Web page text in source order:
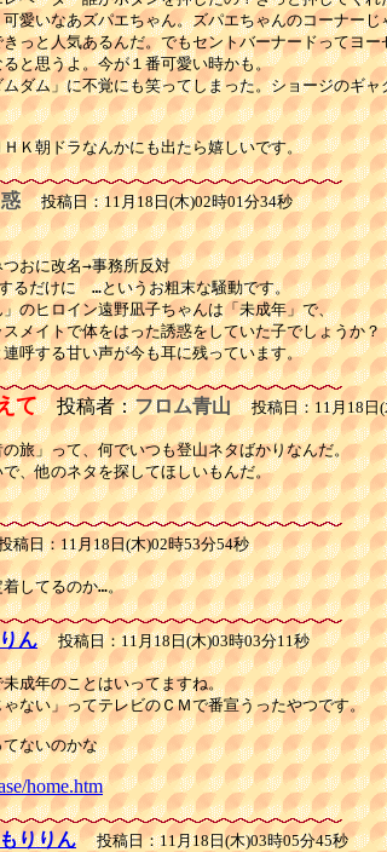
愛いなあズパエちゃん。ズパエちゃんのコーナーじ
っと人気あるんだ。でもセントバーナードってヨー
と思うよ。今が１番可愛い時かも。
ダム」に不覚にも笑ってしまった。ショージのギャ
Ｋ朝ドラなんかにも出たら嬉しいです。
投稿日：11月18日(木)02時01分34秒
おに改名→事務所反対
るだけに　…というお粗末な騒動です。
のヒロイン遠野凪子ちゃんは「未成年」で、
メイトで体をはった誘惑をしていた子でしょうか？
呼する甘い声が今も耳に残っています。
て投稿者：フロム青山 投稿日：11月18日(
旅」って、何でいつも登山ネタばかりなんだ。
、他のネタを探してほしいもんだ。
日：11月18日(木)02時53分54秒
着してるのか…。
ん 投稿日：11月18日(木)03時03分11秒
成年のことはいってますね。
ゃない」ってテレビのＣＭで番宣うったやつです。
ないのかな
home.htm
もりりん 投稿日：11月18日(木)03時05分45秒